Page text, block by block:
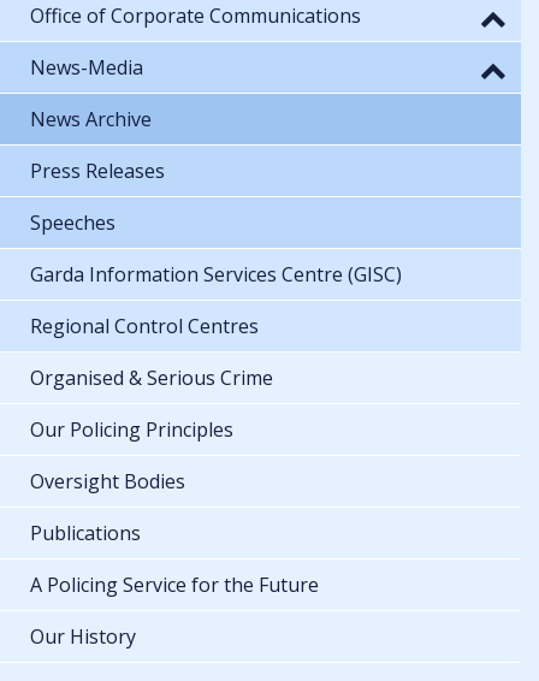
Office of Corporate Communications
News-Media
News Archive
Press Releases
Speeches
Garda Information Services Centre (GISC)
Regional Control Centres
Organised & Serious Crime
Our Policing Principles
Oversight Bodies
Publications
A Policing Service for the Future
Our History